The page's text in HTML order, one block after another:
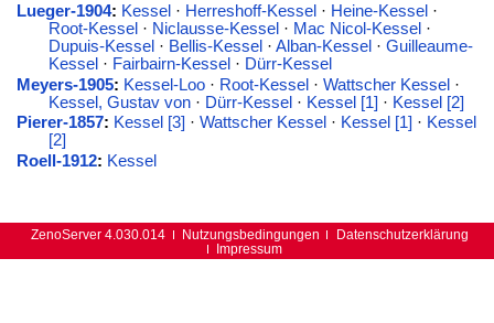
Lueger-1904: Kessel· Herreshoff-Kessel· Heine-Kessel·
Root-Kessel· Niclausse-Kessel· Mac Nicol-Kessel·
Dupuis-Kessel· Bellis-Kessel· Alban-Kessel· Guilleaume-
Kessel· Fairbairn-Kessel· Dürr-Kessel
Meyers-1905: Kessel-Loo· Root-Kessel· Wattscher Kessel·
Kessel, Gustav von· Dürr-Kessel· Kessel [1] · Kessel [2]
Pierer-1857: Kessel [3] · Wattscher Kessel · Kessel [1] · Kessel
[2]
Roell-1912: Kessel
ZenoServer 4.030.014 Nutzungsbedingungen
Datenschutzerklärung
Impressum